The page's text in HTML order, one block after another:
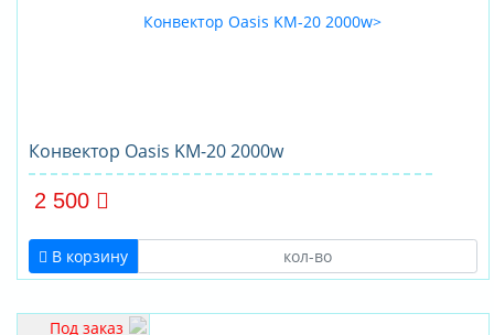
Конвектор Oasis KM-20 2000w
2 500
В корзину
Под заказ